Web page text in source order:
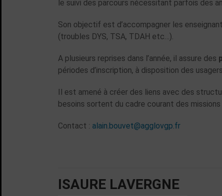
le suivi des parcours nécessitant parfois des
Son objectif est d’accompagner les
(troubles DYS, TSA, TDAH etc…).
A plusieurs reprises dans l’année, il assure des
périodes d’inscription, à disposition des
Il est amené à créer des liens avec des
besoins sortent du cadre courant des missions
Contact : alain.bouvet@agglovgp.fr
ISAURE LAVERGNE